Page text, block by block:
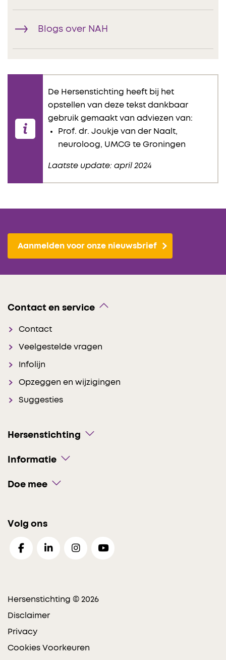
Blogs over NAH
De Hersenstichting heeft bij het
opstellen van deze tekst dankbaar
gebruik gemaakt van adviezen van:
Prof. dr. Joukje van der Naalt,
neuroloog, UMCG te Groningen
Laatste update: april 2024
Aanmelden voor onze nieuwsbrief
Contact en service
Contact
Veelgestelde vragen
Infolijn
Opzeggen en wijzigingen
Suggesties
Hersenstichting
Informatie
Doe mee
Volg ons
Hersenstichting © 2026
Disclaimer
Privacy
Cookies Voorkeuren